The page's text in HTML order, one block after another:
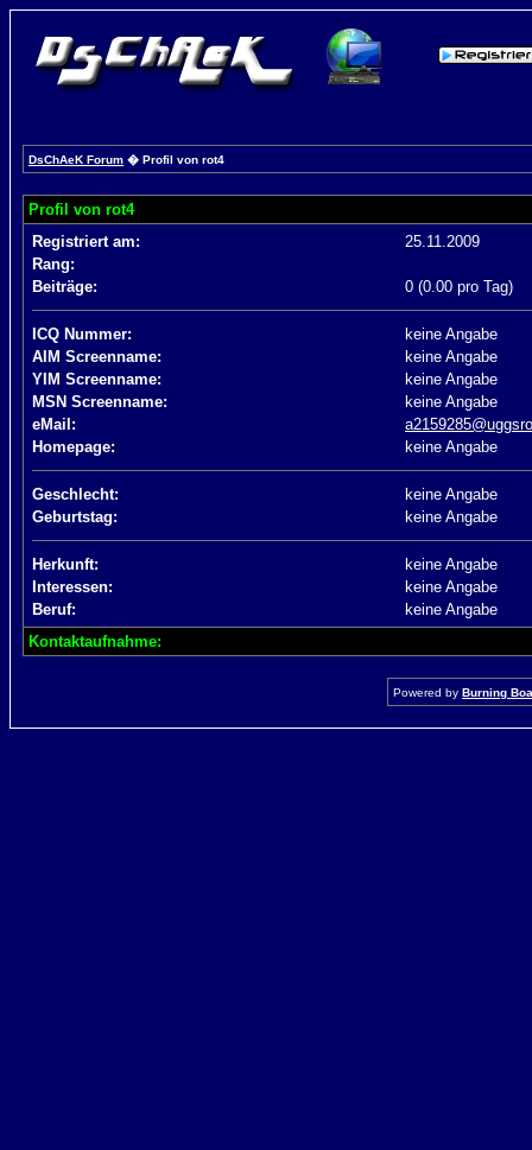
DsChAeK Forum � Profil von rot4
Profil von rot4
Registriert am:
25.11.2009
Rang:
Beiträge:
0 (0.00 pro Tag)
ICQ Nummer:
keine Angabe
AIM Screenname:
keine Angabe
YIM Screenname:
keine Angabe
MSN Screenname:
keine Angabe
eMail:
Homepage:
keine Angabe
Geschlecht:
keine Angabe
Geburtstag:
keine Angabe
Herkunft:
keine Angabe
Interessen:
keine Angabe
Beruf:
keine Angabe
Kontaktaufnahme:
Powered by Burning